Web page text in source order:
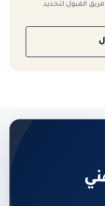
القبول لتحديد